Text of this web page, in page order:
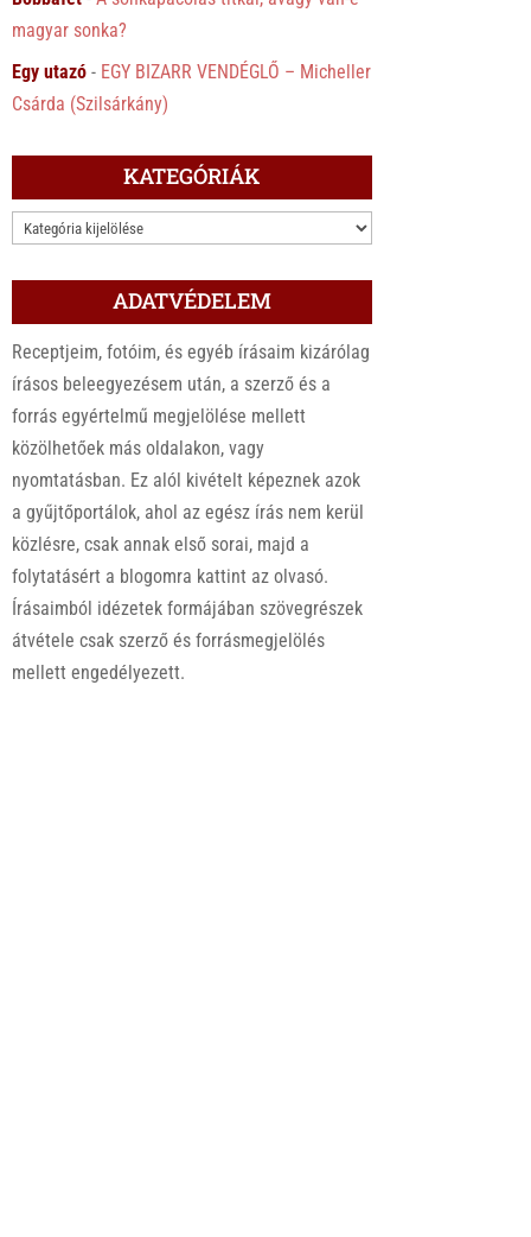
magyar sonka?
Egy utazó - EGY BIZARR VENDÉGLŐ – Micheller
Csárda (Szilsárkány)
KATEGÓRIÁK
KATEGÓRIÁK
ADATVÉDELEM
Receptjeim, fotóim, és egyéb írásaim kizárólag
írásos beleegyezésem után, a szerző és a
forrás egyértelmű megjelölése mellett
közölhetőek más oldalakon, vagy
nyomtatásban. Ez alól kivételt képeznek azok
a gyűjtőportálok, ahol az egész írás nem kerül
közlésre, csak annak első sorai, majd a
folytatásért a blogomra kattint az olvasó.
Írásaimból idézetek formájában szövegrészek
átvétele csak szerző és forrásmegjelölés
mellett engedélyezett.